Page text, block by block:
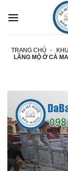
qua
TRANG CHỦ »
LĂNG MỘ Ở CÀ